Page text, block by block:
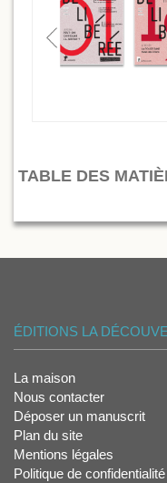
TABLE DES
ÉDITIONS LA
La maison
Nous contacter
Déposer un manuscrit
Plan du site
Mentions légales
Politique de confidentialité